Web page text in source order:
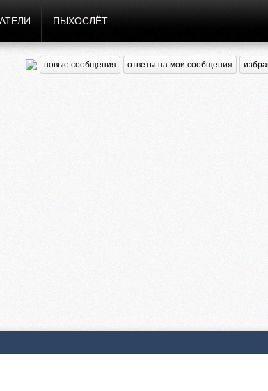
ПЫХОСЛЁТ
новые сообщения ответы на мои сообщения